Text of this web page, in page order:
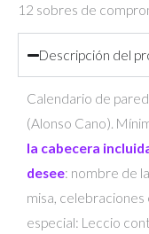
12 sobres de
Descripción del
Calendario de
(Alonso Cano).
la cabecera
desee: nombre de
misa, celebraciones
especial: Leccio